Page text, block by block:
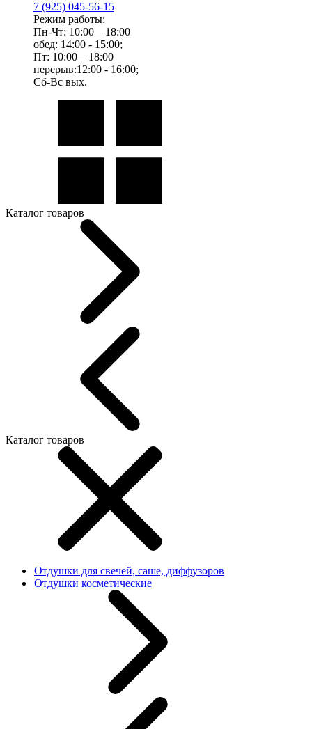
7 (925) 045-56-15
Режим работы:
Пн-Чт: 10:00—18:00
обед: 14:00 - 15:00;
Пт: 10:00—18:00
перерыв:12:00 - 16:00;
Сб-Вс вых.
Каталог товаров
Каталог товаров
Отдушки для свечей, саше, диффузоров
Отдушки косметические